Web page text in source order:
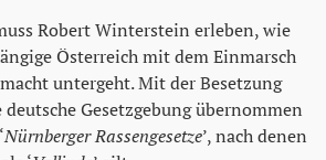
Robert Winterstein erleben, wie
Österreich mit dem Einmarsch
untergeht. Mit der Besetzung
Gesetzgebung übernommen
Nürnberger Rassengesetze’, nach denen